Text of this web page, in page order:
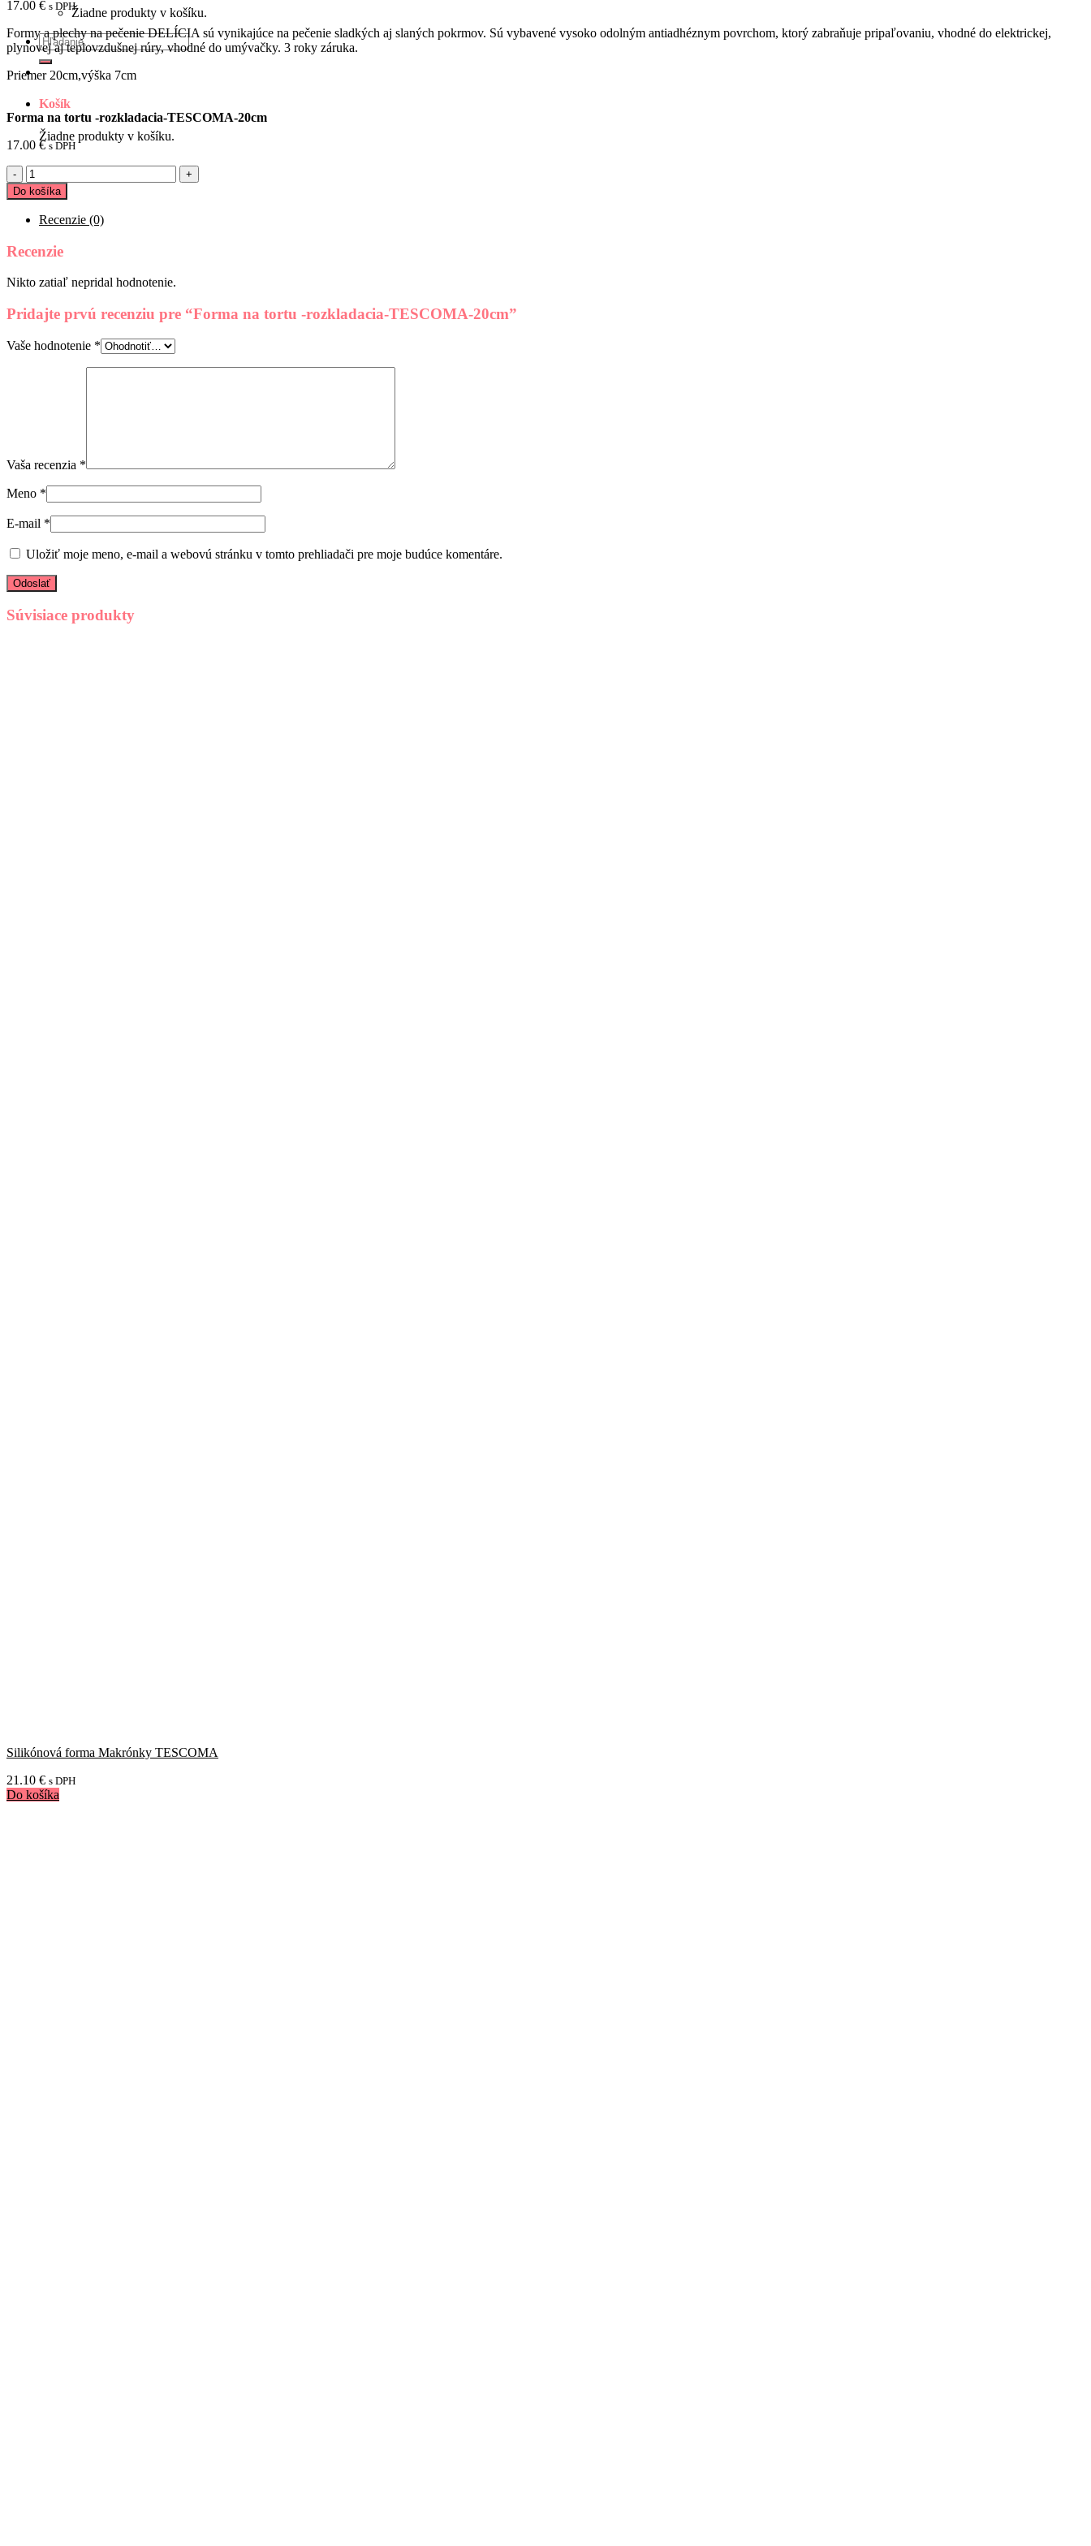
Žiadne produkty v košíku.
Hľadať:
Košík
Žiadne produkty v košíku.
17.00 € s DPH
Formy a plechy na pečenie DELÍCIA sú vynikajúce na pečenie sladkých aj slaných pokrmov. Sú vybavené vysoko odolným antiadhéznym povrchom, ktorý zabraňuje pripaľovaniu, vhodné do elektrickej,
plynovej aj teplovzdušnej rúry, vhodné do umývačky. 3 roky záruka.
Priemer 20cm,výška 7cm
Forma na tortu -rozkladacia-TESCOMA-20cm
17.00 € s DPH
množstvo
Forma
na
tortu
rozkladacia-
TESCOMA-
Do košíka
Recenzie (0)
Recenzie
Nikto zatiaľ nepridal hodnotenie.
Pridajte prvú recenziu pre “Forma na tortu -rozkladacia-TESCOMA-20cm”
Vaše hodnotenie *
Vaša recenzia *
Meno *
E-mail *
Uložiť moje meno, e-mail a webovú stránku v tomto prehliadači pre moje budúce komentáre.
Súvisiace produkty
Silikónová forma Makrónky TESCOMA
21.10 € s DPH
Do košíka